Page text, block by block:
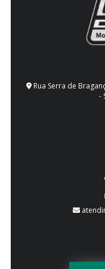
Rua Serra de
-